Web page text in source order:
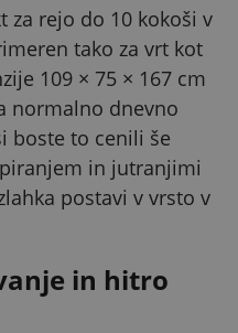
rejo do 10 kokoši v
tako za vrt kot
109 × 75 × 167 cm
normalno dnevno
boste to cenili še
in jutranjimi
postavi v vrsto v
in hitro